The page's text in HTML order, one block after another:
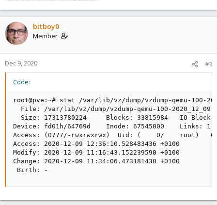
bitboy0
Member
Dec 9, 2020 #3
Code:
root@pve:~# stat /var/lib/vz/dump/vzdump-qemu-100-
File: /var/lib/vz/dump/vzdump-qemu-100-2020_12_09-
Size: 17313780224     Blocks: 33815984   IO
Device: fd01h/64769d    Inode: 67545000    Links: 1
Access: (0777/-rwxrwxrwx)  Uid: (    0/    root)
Access: 2020-12-09 12:36:10.528483436 +0100
Modify: 2020-12-09 11:16:43.152239590 +0100
Change: 2020-12-09 11:34:06.473181430 +0100
Birth: -